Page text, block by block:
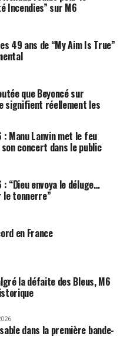
Incendies” sur M6
49 ans de “My Aim Is True”
que Beyoncé sur
signifient réellement les
Manu Lanvin met le feu
concert dans le public
“Dieu envoya le déluge…
le tonnerre”
en France
la défaite des Bleus, M6
dans la première bande-